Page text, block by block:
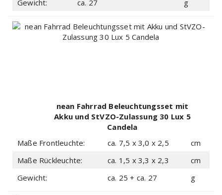
Gewicht:
ca. 27 g
nean Fahrrad Beleuchtungsset mit
Akku und StVZO-Zulassung 30 Lux 5
Candela
Maße Frontleuchte:
ca. 7,5 x 3,0 x 2,5
cm
Maße Rückleuchte:
ca. 1,5 x 3,3 x 2,3
cm
Gewicht:
ca. 25 + ca. 27 g